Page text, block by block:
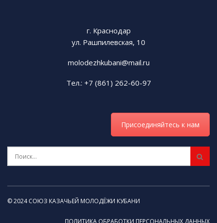
г. Краснодар
ул. Рашпилевская, 10
molodezhkubani@mail.ru
Тел.: +7 (861) 262-60-97
Присоединяйтесь к нам
© 2024 СОЮЗ КАЗАЧЬЕЙ МОЛОДЁЖИ КУБАНИ